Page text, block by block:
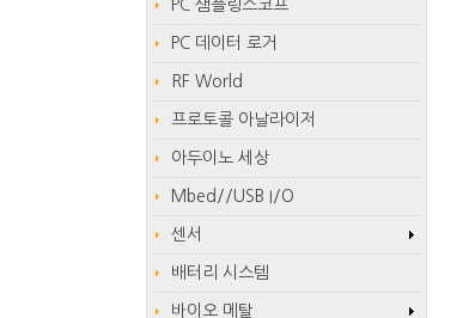
PC 샘플링스코프
PC 데이터 로거
RF World
프로토콜 아날라이저
아두이노 세상
Mbed//USB I/O
센서
배터리 시스템
바이오 메탈